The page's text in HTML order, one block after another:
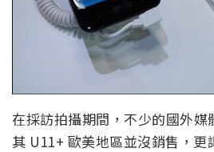
在採訪拍攝期間，不少的國外媒
其 U11+ 歐美地區並沒銷售，更